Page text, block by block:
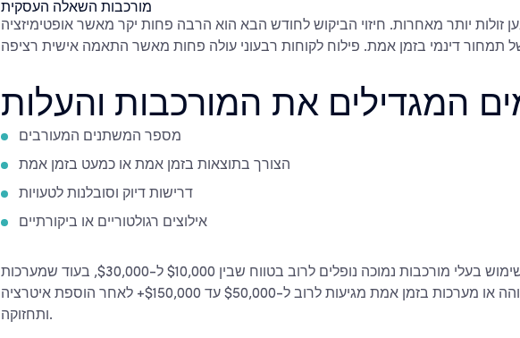
מורכבות השאלה העסקית
זולות יותר מאחרות. חיזוי הביקוש לחודש הבא הוא הרבה פחות יקר מאשר אופטימיזציה
המגדילים את המורכבות והעלות
מספר המשתנים המעורבים
הצורך בתוצאות בזמן אמת או כמעט בזמן אמת
דרישות דיוק וסובלנות לטעויות
אילוצים רגולטוריים או ביקורתיים
כמדד כללי, מקרי שימוש בעלי מורכבות נמוכה נופלים לרוב בטווח שבין $10,000 ל-$30,000, בעוד שמערכות
בעלות מורכבות גבוהה או מערכות בזמן אמת מגיעות לרוב ל-$50,000 עד $150,000+ לאחר הוספת איטרציה
ותחזוקה.